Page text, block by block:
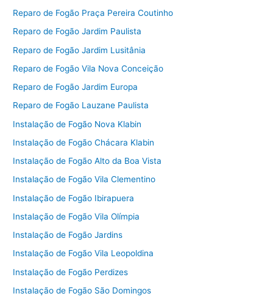
Reparo de Fogão Praça Pereira Coutinho
Reparo de Fogão Jardim Paulista
Reparo de Fogão Jardim Lusitânia
Reparo de Fogão Vila Nova Conceição
Reparo de Fogão Jardim Europa
Reparo de Fogão Lauzane Paulista
Instalação de Fogão Nova Klabin
Instalação de Fogão Chácara Klabin
Instalação de Fogão Alto da Boa Vista
Instalação de Fogão Vila Clementino
Instalação de Fogão Ibirapuera
Instalação de Fogão Vila Olímpia
Instalação de Fogão Jardins
Instalação de Fogão Vila Leopoldina
Instalação de Fogão Perdizes
Instalação de Fogão São Domingos